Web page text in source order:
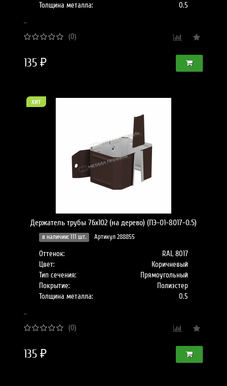
Толщина металла:
0.5
..
(0)
135 ₽
хит
Держатель трубы 76х102 (на дерево) (ПЭ-01-8017-0.5)
в наличии: 111 шт. Артикул 288855
Оттенок:
RAL 8017
Цвет:
Коричневый
Тип сечения:
Прямоугольный
Покрытие:
Полиэстер
Толщина металла:
0.5
..
(0)
135 ₽